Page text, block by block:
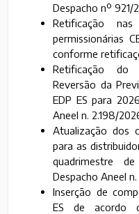
Despacho nº 921/
Retificação
permissionárias
conforme
Retificação do
Reversão da
EDP ES para
Aneel n. 2.198/
Atualização dos
para as
quadrimestre
Despacho Aneel n.
Inserção de
ES de acordo